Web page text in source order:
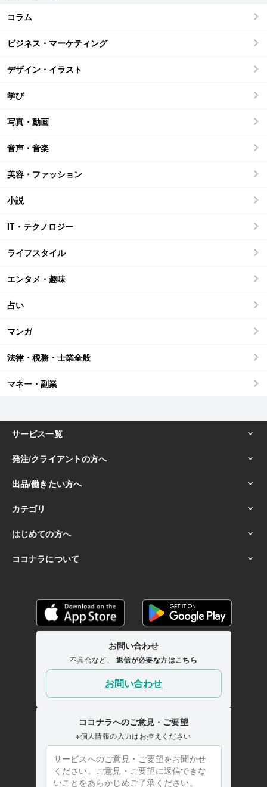
コラム
ビジネス・マーケティング
デザイン・イラスト
学び
写真・動画
音声・音楽
美容・ファッション
小説
IT・テクノロジー
ライフスタイル
エンタメ・趣味
占い
マンガ
法律・税務・士業全般
マネー・副業